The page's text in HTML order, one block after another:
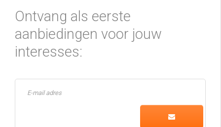
Ontvang als eerste
aanbiedingen voor jouw
interesses: